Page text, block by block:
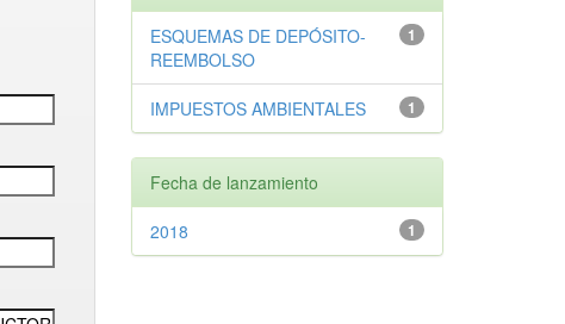
1
ESQUEMAS DE DEPÓSITO-
REEMBOLSO
1
IMPUESTOS AMBIENTALES
Fecha de lanzamiento
1
2018